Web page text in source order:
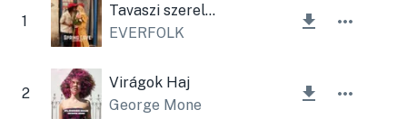
1
Tavaszi szerelem
EVERFOLK
2
Virágok Haj
George Mone